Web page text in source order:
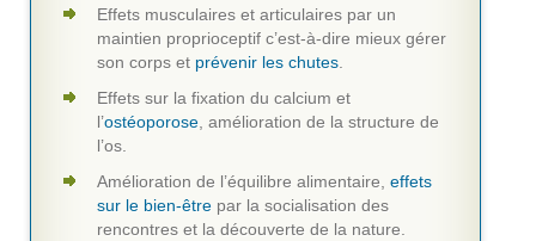
Effets musculaires et articulaires par un
maintien proprioceptif c’est-à-dire mieux gérer
son corps et prévenir les chutes.
Effets sur la fixation du calcium et
l’ostéoporose, amélioration de la structure de
l’os.
Amélioration de l’équilibre alimentaire,effets
sur le bien-être par la socialisation des
rencontres et la découverte de la nature.